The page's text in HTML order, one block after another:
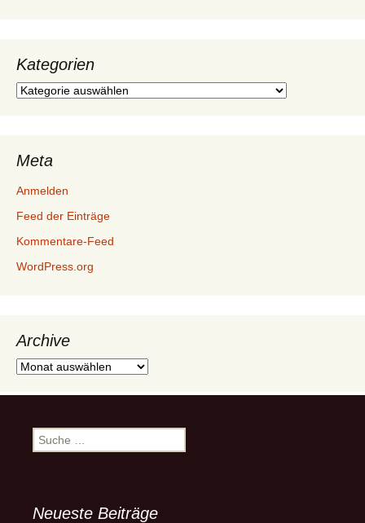
Kategorien
Kategorien
Meta
Anmelden
Feed der Einträge
Kommentare-Feed
WordPress.org
Archive
Archive
Suche
nach:
Neueste Beiträge